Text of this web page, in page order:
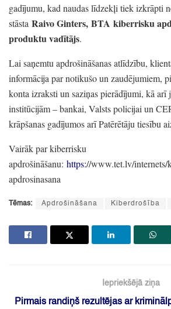
gadījumu, kad naudas līdzekļi tiek izkrāpti
stāsta Raivo Ginters, BTA kiberrisku
produktu vadītājs.
Lai saņemtu apdrošināšanas atlīdzību,
informācija par notikušo un zaudējumiem,
konta izraksti un saziņas pierādījumi, kā arī
institūcijām– bankai, Valsts policijai un
krāpšanas gadījumos arī Patērētāju tiesību
Vairāk par kiberrisku
apdrošināšanu: https://www.tet.lv/internets/
apdrosinasana
Tēmas: Apdrošināšana Kiberdrošība
Iepriekšējā ziņa
Pirmais randiņš rezultējas ar